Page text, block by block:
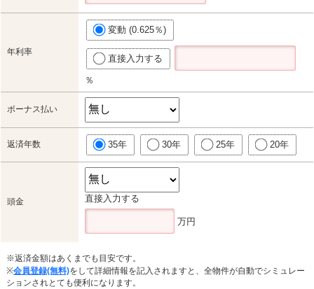
年利率
変動 (0.625％)
直接入力する
％
ボーナス払い
返済年数 35年 30年 25年 20年
頭金 直接入力する
万円
※返済金額はあくまでも目安です。
※会員登録(無料)をして詳細情報を記入されますと、全物件が自動でシミュレー
ションされとても便利になります。